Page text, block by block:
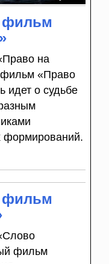
фильм
на
«Право
идет о судьбе
формирований.
фильм
фильм